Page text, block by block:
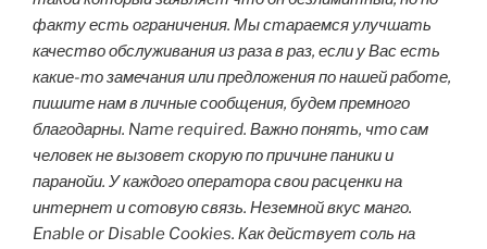
факту есть ограничения. Мы стараемся улучшать
качество обслуживания из раза в раз, если у Вас есть
какие-то замечания или предложения по нашей работе,
пишите нам в личные сообщения, будем премного
благодарны. Name required. Важно понять, что сам
человек не вызовет скорую по причине паники и
паранойи. У каждого оператора свои расценки на
интернет и сотовую связь. Неземной вкус манго.
Enable or Disable Cookies. Как действует соль на